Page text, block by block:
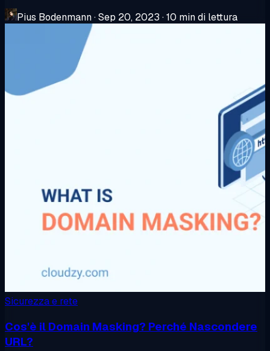
Pius Bodenmann·Sep 20, 2023 ·10 min di lettura
Sicurezza e rete
Cos'è il Domain Masking? Perché Nascondere
URL?